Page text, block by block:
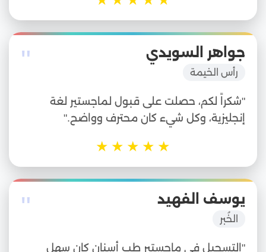
" جواهر السويدي
رأس الخيمة
"شكراً لكم، حصلت على قبول لماجستير لغة
إنجليزية، وكل شيء كان محترف وواضح."
★
★
★
★
★
" يوسف الفهيد
الخُبر
"التسجيل في ماجستير طب أسنان كان سهل